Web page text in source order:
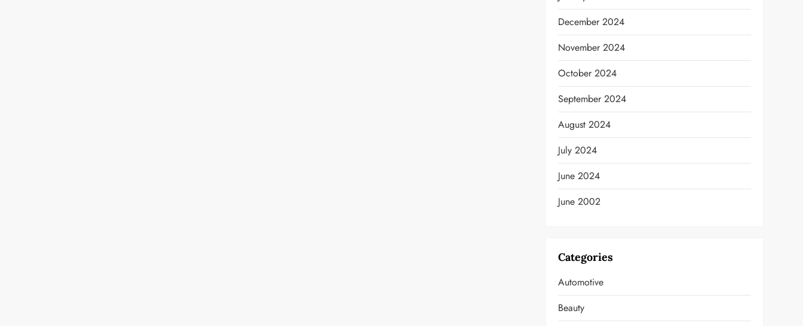
December 2024
November 2024
October 2024
September 2024
August 2024
July 2024
June 2024
June 2002
Categories
Automotive
Beauty